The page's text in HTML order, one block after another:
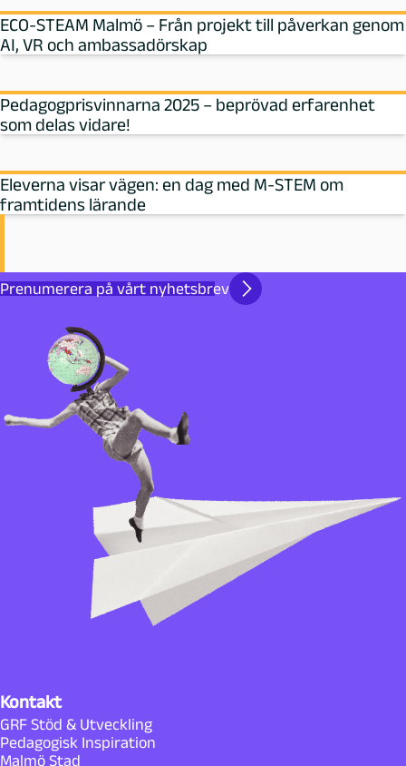
ECO-STEAM Malmö – Från projekt till påverkan genom
AI, VR och ambassadörskap
Pedagogprisvinnarna 2025 – beprövad erfarenhet
som delas vidare!
Eleverna visar vägen: en dag med M‑STEM om
framtidens lärande
Prenumerera på vårt nyhetsbrev
Kontakt
GRF Stöd & Utveckling
Pedagogisk Inspiration
Malmö Stad